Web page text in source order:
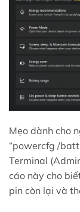
Mẹo dành cho
“powercfg /
Terminal
cáo này cho
pin còn lại và